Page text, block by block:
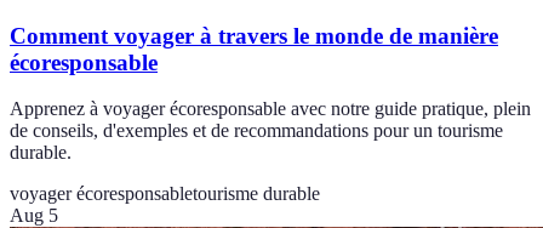
Comment voyager à travers le monde de manière
écoresponsable
Apprenez à voyager écoresponsable avec notre guide pratique, plein
de conseils, d'exemples et de recommandations pour un tourisme
durable.
voyager écoresponsabletourisme durable
Aug 5